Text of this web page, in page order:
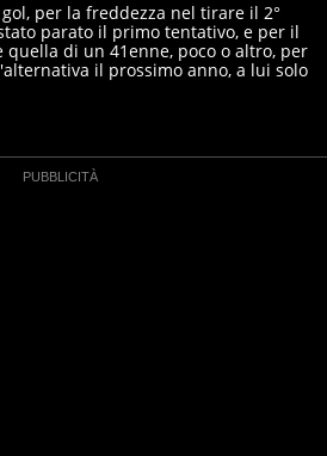
per la freddezza nel tirare il 2°
parato il primo tentativo, e per il
quella di un 41enne, poco o altro, per
il prossimo anno, a lui solo